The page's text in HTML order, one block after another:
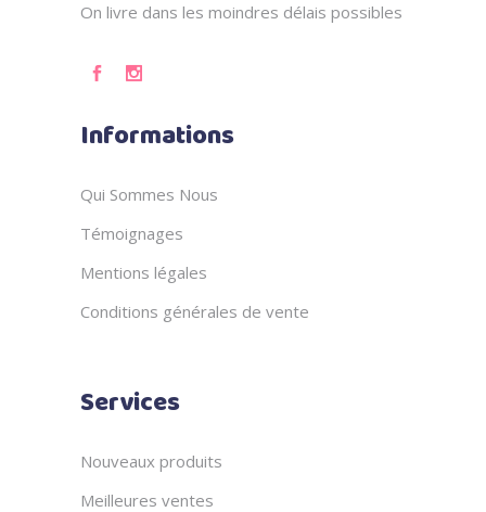
On livre dans les moindres délais possibles
Informations
Qui Sommes Nous
Témoignages
Mentions légales
Conditions générales de vente
Services
Nouveaux produits
Meilleures ventes